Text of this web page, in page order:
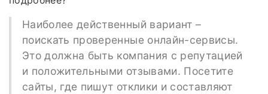
Наиболее действенный вариант –
поискать проверенные онлайн-сервисы.
Это должна быть компания с репутацией
и положительными отзывами. Посетите
сайты, где пишут отклики и составляют